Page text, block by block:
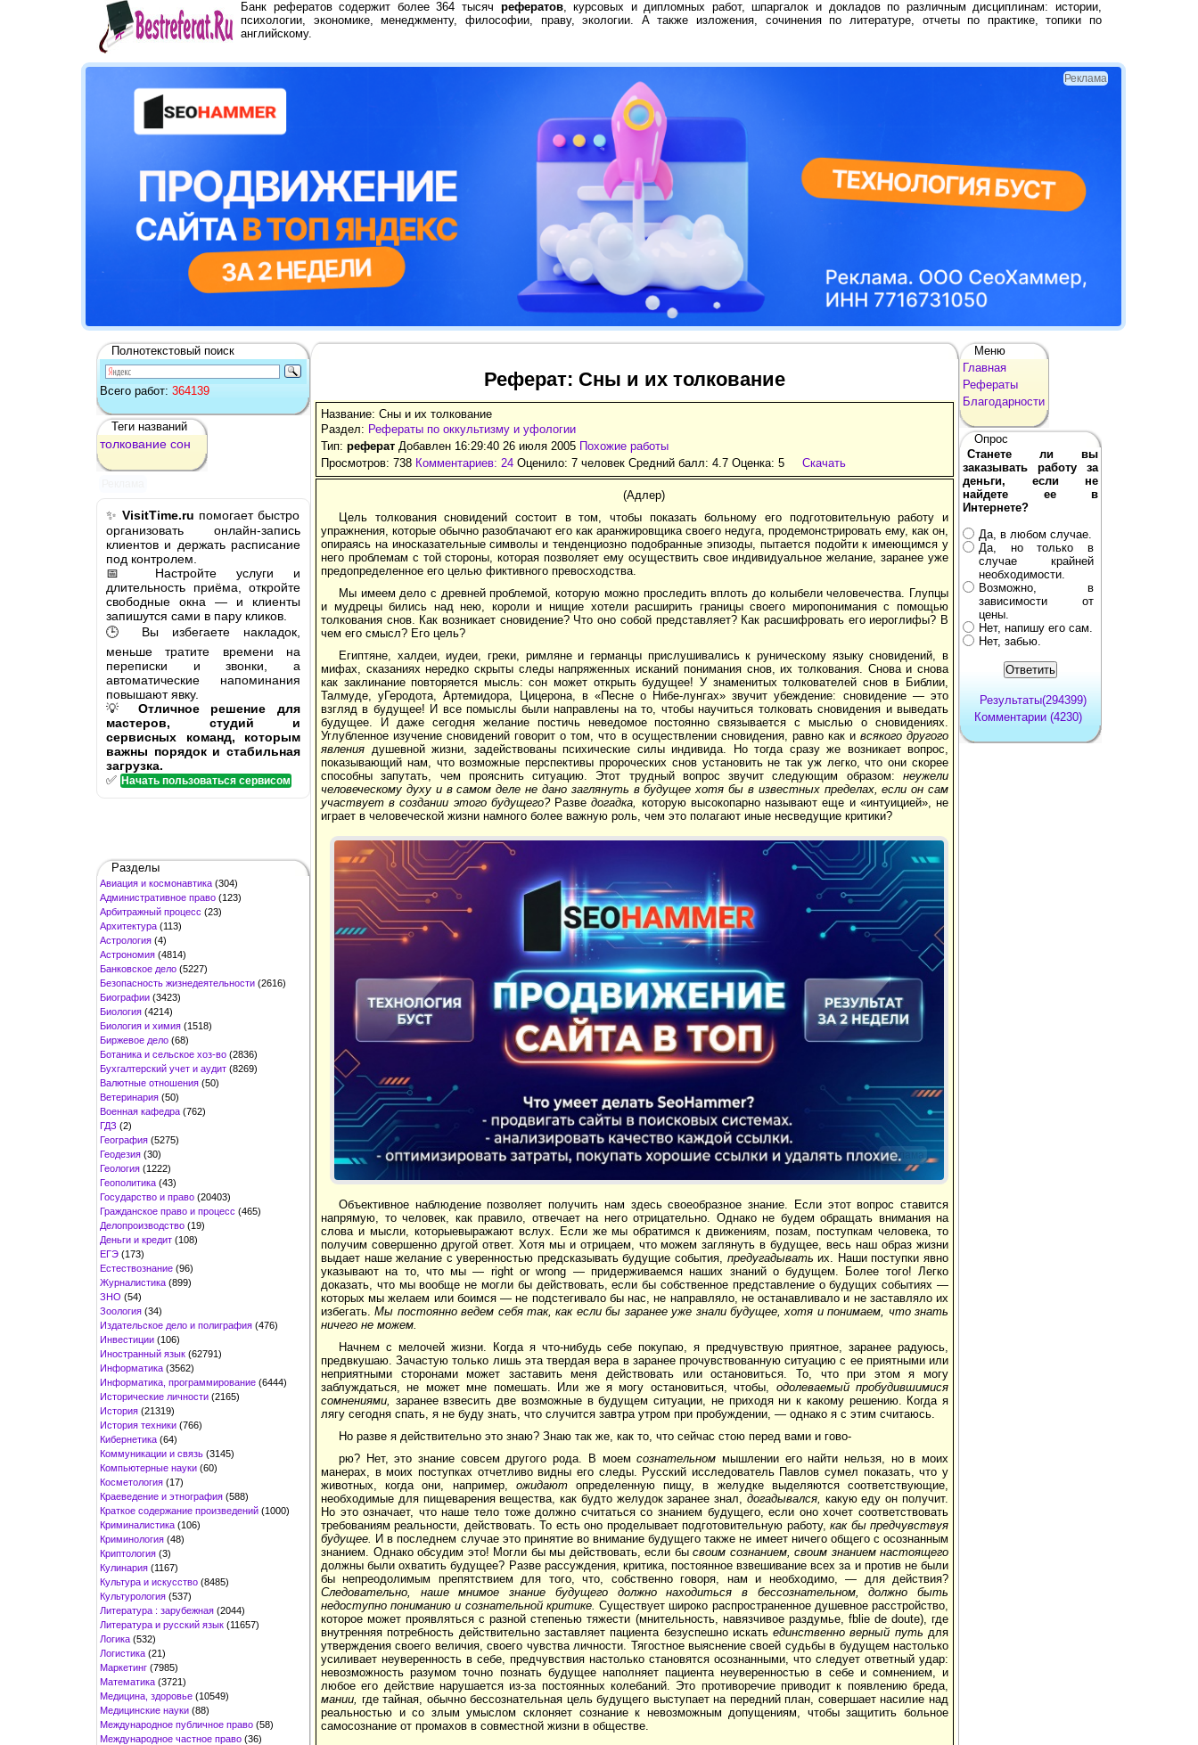
Банк рефератов содержит более 364 тысяч рефератов, курсовых и дипломных работ, шпаргалок и докладов по различным дисциплинам: истории,
психологии, экономике, менеджменту, философии, праву, экологии. А также изложения, сочинения по литературе, отчеты по практике, топики по
английскому.
Реклама
Полнотекстовый поиск
Всего работ: 364139
Теги названий
толкование сон
✨ VisitTime.ru помогает быстро
организовать онлайн-запись
клиентов и держать расписание
под контролем.
📅 Настройте услуги и
длительность приёма, откройте
свободные окна — и клиенты
запишутся сами в пару кликов.
🕒 Вы избегаете накладок,
меньше тратите времени на
переписки и звонки, а
автоматические напоминания
повышают явку.
💡 Отличное решение для
мастеров, студий и
сервисных команд, которым
важны порядок и стабильная
загрузка.
✅ Начать пользоваться сервисом
Разделы
Авиация и космонавтика (304)
Административное право (123)
Арбитражный процесс (23)
Архитектура (113)
Астрология (4)
Астрономия (4814)
Банковское дело (5227)
Безопасность жизнедеятельности (2616)
Биографии (3423)
Биология (4214)
Биология и химия (1518)
Биржевое дело (68)
Ботаника и сельское хоз-во (2836)
Бухгалтерский учет и аудит (8269)
Валютные отношения (50)
Ветеринария (50)
Военная кафедра (762)
ГДЗ (2)
География (5275)
Геодезия (30)
Геология (1222)
Геополитика (43)
Государство и право (20403)
Гражданское право и процесс (465)
Делопроизводство (19)
Деньги и кредит (108)
ЕГЭ (173)
Естествознание (96)
Журналистика (899)
ЗНО (54)
Зоология (34)
Издательское дело и полиграфия (476)
Инвестиции (106)
Иностранный язык (62791)
Информатика (3562)
Информатика, программирование (6444)
Исторические личности (2165)
История (21319)
История техники (766)
Кибернетика (64)
Коммуникации и связь (3145)
Компьютерные науки (60)
Косметология (17)
Краеведение и этнография (588)
Краткое содержание произведений (1000)
Криминалистика (106)
Криминология (48)
Криптология (3)
Кулинария (1167)
Культура и искусство (8485)
Культурология (537)
Литература : зарубежная (2044)
Литература и русский язык (11657)
Логика (532)
Логистика (21)
Маркетинг (7985)
Математика (3721)
Медицина, здоровье (10549)
Медицинские науки (88)
Международное публичное право (58)
Международное частное право (36)
Реферат: Сны и их толкование
Название: Сны и их толкование
Раздел: Рефераты по оккультизму и уфологии
Тип: реферат Добавлен 16:29:40 26 июля 2005 Похожие работы
Просмотров: 738 Комментариев: 24 Оценило: 7 человек Средний балл: 4.7 Оценка: 5 Скачать
(Адлер)
Цель толкования сновидений состоит в том, чтобы показать больному его подготовительную работу и
упражнения, которые обычно разоблачают его как аранжировщика своего недуга, продемонстрировать ему, как он,
опираясь на иносказательные символы и тенденциозно подобранные эпизоды, пытается подойти к имеющимся у
него проблемам с той стороны, которая позволяет ему осуществить свое индивидуальное желание, заранее уже
предопределенное его целью фиктивного превосходства.
Мы имеем дело с древней проблемой, которую можно проследить вплоть до колыбели человечества. Глупцы
и мудрецы бились над нею, короли и нищие хотели расширить границы своего миропонимания с помощью
толкования снов. Как возникает сновидение? Что оно собой представляет? Как расшифровать его иероглифы? В
чем его смысл? Его цель?
Египтяне, халдеи, иудеи, греки, римляне и гер­манцы прислушивались к руническому языку сновидений, в
мифах, сказаниях нередко скрыты следы напряженных исканий понимания снов, их толкования. Снова и снова
как заклинание повторяется мысль: сон может открыть будущее! У знаменитых толкователей снов в Библии,
Талмуде, уГеродота, Артемидора, Цицерона, в «Песне о Нибе-лунгах» звучит убеждение: сновидение — это
взгляд в будущее! И все помыслы были направлены на то, чтобы научиться толковать сновидения и выведать
будущее. И даже сегодня желание постичь неве­домое постоянно связывается с мыслью о снови­дениях.
Углубленное изучение сновидений говорит о том, что в осуществлении сновидения, равно как и всякого другого
явления душевной жизни, задействованы психические силы индивида. Но тогда сразу же возникает вопрос,
показывающий нам, что возможные перспективы пророческих снов установить не так уж легко, что они скорее
способны запутать, чем прояснить ситуацию. Этот трудный вопрос звучит следующим образом: неужели
человеческому духу и в самом деле не дано заглянуть в будущее хотя бы в известных пределах, если он сам
участвует в создании этого будущего?Разведогадка,
которую высокопарно называют еще и «интуицией», не
играет в человеческой жизни намного более важную роль, чем это полагают иные несведущие критики?
Реклама
Объективное наблюдение позволяет получить нам здесь своеобразное знание. Если этот вопрос ставится
напрямую, то человек, как правило, отвечает на него отрицательно. Однако не будем обращать внимания на
слова и мысли, которыевыражают вслух. Если же мы обратимся к движениям, позам, поступкам человека, то
получим совершенно другой ответ. Хотя мы и отрицаем, что можем заглянуть в будущее, весь наш образ жизни
выдает наше желание с уверенностью предсказывать будущие события, предугадывать их. Наши поступки явно
указывают на то, что мы — right or wrong — придерживаемся наших знаний о будущем. Более того! Легко
доказать, что мы вообще не могли бы действовать, если бы собственное представление о будущих событиях —
которых мы желаем или боимся — не подстегивало бы нас, не направляло, не останавливало и не заставляло их
избегать.Мы постоянно ведем себя так, как если бы заранее уже знали будущее, хотя и понимаем, что знать
ничего не можем.
Начнем с мелочей жизни. Когда я что-нибудь себе покупаю, я предчувствую приятное, заранее радуюсь,
предвкушаю. Зачастую только лишь эта твердая вера в заранее прочувствованную ситуацию с ее приятными или
неприятными сторонами может заставить меня действовать или остановиться. То, что при этом я могу
заблуждаться, не может мне помешать. Или же я могу остановиться, чтобы, одолеваемый пробудившимися
сомнениями, заранее взвесить две возможные в будущем ситуации, не приходя ни к какому решению. Когда я
лягу сегодня спать, я не буду знать, что случится завтра утром при пробуждении, — однако я с этим считаюсь.
Но разве я действительно это знаю? Знаю так же, как то, что сейчас стою перед вами и гово-
рю? Нет, это знание совсем другого рода. В моемсознательном мышлении его найти нельзя, но в моих
манерах, в моих поступках отчетливо видны его следы. Русский исследователь Павлов сумел показать, что у
животных, когда они, например, ожидаютопределенную пищу, в желудке выделяются соответствующие,
необходимые для пищеварения вещества, как будто желудок заранее знал, догадывался, какую еду он получит.
Но это означает, что наше тело тоже должно считаться со знанием будущего, если оно хочет соответствовать
требованиям реальности, действовать. То есть оно проделывает подготовительную работу,как бы предчувствуя
будущее. И в последнем случае это принятие во внимание будущего также не имеет ничего общего с осознанным
знанием. Однако обсудим это! Могли бы мы действовать, если бы своим сознанием, своим знанием настоящего
должны были охватить будущее? Разве рассуждения, критика, постоянное взвешивание всех за и против не были
бы непреодолимым препятствием для того, что, собственно говоря, нам и необходимо, — для действия?
Следовательно, наше мнимое знание будущего должно находиться в бессознательном, должно быть
недоступно пониманию и сознательной критике. Существует широко распространенное душевное расстройство,
которое может проявляться с разной степенью тяжести (мнительность, навязчивое раздумье, fblie de doute), где
внутренняя потребность действительно заставляет пациента безуспешно искатьединственно верный путь для
утверждения своего величия, своего чувства личности. Тягостное выяснение своей судьбы в будущем настолько
усиливает неуверенность в себе, предчувствия настолько становятся осознанными, что следует ответный удар:
невозможность разумом точно познать будущее наполняет пациента неуверенностью в себе и сомнением, и
любое его действие нарушается из-за постоянных колебаний. Это противоречие приводит к появлению бреда,
мании, где тайная, обычно бессознательная цель будущего выступает на передний план, совершает насилие над
реальностью и со злым умыслом склоняет сознание к невозможным до­пущениям, чтобы защитить больное
самосозна­ние от промахов в совместной жизни в обществе.
Меню
Главная
Рефераты
Благодарности
Опрос
Станете ли вы
заказывать работу за
деньги, если не
найдете ее в
Интернете?
Да, в любом случае.
Да, но только в
случае крайней
необходимости.
Возможно, в
зависимости от
цены.
Нет, напишу его сам.
Нет, забью.
Результаты(294399)
Комментарии (4230)